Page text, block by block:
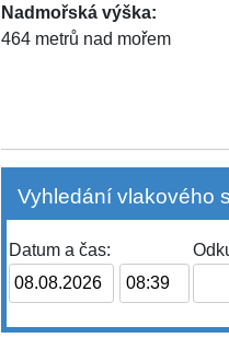
Nadmořská výška:
464 metrů nad mořem
Vyhledání vlakového
Datum a čas: